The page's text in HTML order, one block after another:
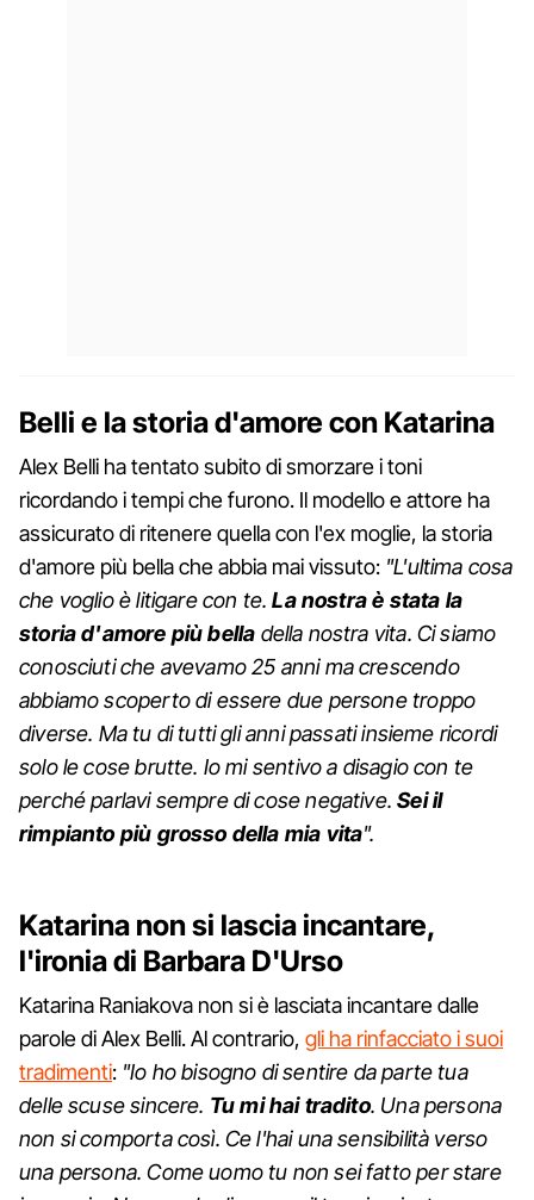
Belli e la storia d'amore con Katarina
Alex Belli ha tentato subito di smorzare i toni
ricordando i tempi che furono. Il modello e attore ha
assicurato di ritenere quella con l'ex moglie, la storia
d'amore più bella che abbia mai vissuto: "L'ultima cosa
che voglio è litigare con te.La nostra è stata la
storia d'amore più bella della nostra vita. Ci siamo
conosciuti che avevamo 25 anni ma crescendo
abbiamo scoperto di essere due persone troppo
diverse. Ma tu di tutti gli anni passati insieme ricordi
solo le cose brutte. Io mi sentivo a disagio con te
perché parlavi sempre di cose negative.Sei il
rimpianto più grosso della mia vita".
Katarina non si lascia incantare,
l'ironia di Barbara D'Urso
Katarina Raniakova non si è lasciata incantare dalle
parole di Alex Belli. Al contrario, gli ha rinfacciato i suoi
tradimenti: "Io ho bisogno di sentire da parte tua
delle scuse sincere. Tu mi hai tradito. Una persona
non si comporta così. Ce l'hai una sensibilità verso
una persona. Come uomo tu non sei fatto per stare